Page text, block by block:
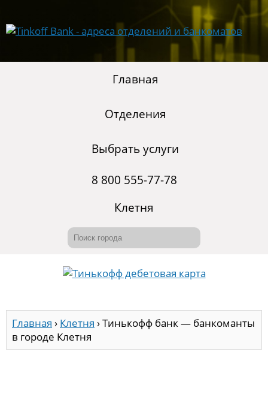
Главная
Отделения
Выбрать услуги
8 800 555-77-78
Клетня
Главная › Клетня ›Тинькофф банк — банкоманты
в городе Клетня